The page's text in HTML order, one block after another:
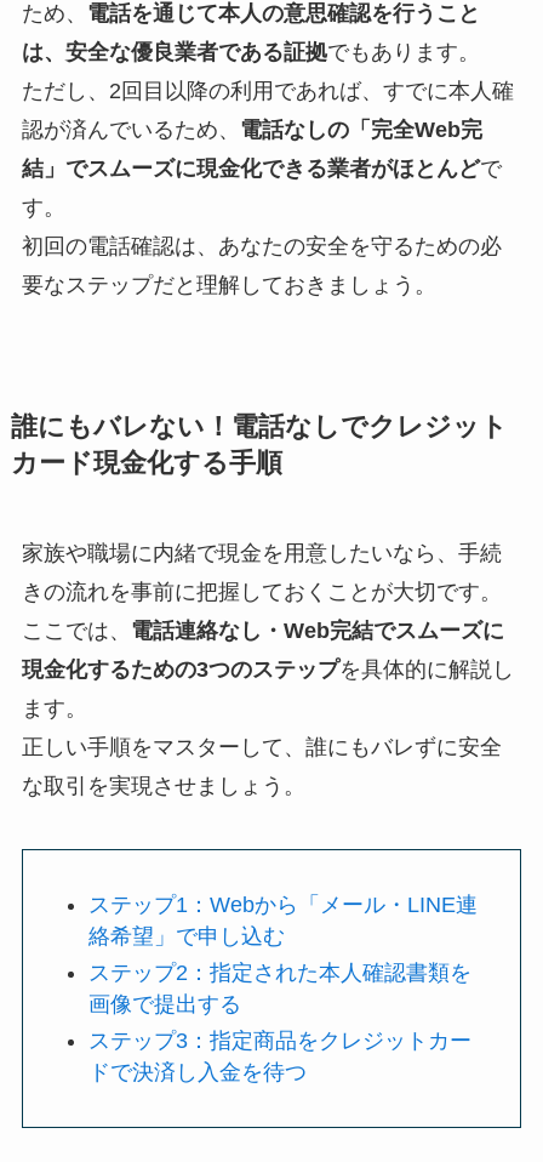
ため、 電話を通じて本人の意思確認を行うこと
は、安全な優良業者である証拠でもあります。
ただし、2回目以降の利用であれば、すでに本人確
認が済んでいるため、 電話なしの「完全Web完
結」でスムーズに現金化できる業者がほとんどで
す。
初回の電話確認は、あなたの安全を守るための必
要なステップだと理解しておきましょう。
誰にもバレない！電話なしでクレジット
カード現金化する手順
家族や職場に内緒で現金を用意したいなら、手続
きの流れを事前に把握しておくことが大切です。
ここでは、 電話連絡なし・Web完結でスムーズに
現金化するための3つのステップを具体的に解説し
ます。
正しい手順をマスターして、誰にもバレずに安全
な取引を実現させましょう。
ステップ1：Webから「メール・LINE連
絡希望」で申し込む
ステップ2：指定された本人確認書類を
画像で提出する
ステップ3：指定商品をクレジットカー
ドで決済し入金を待つ